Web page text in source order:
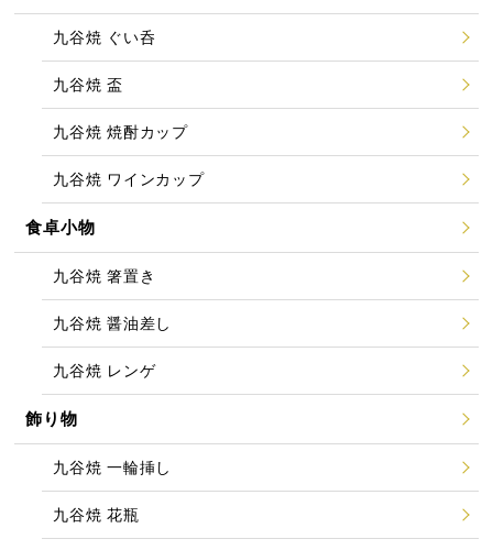
九谷焼 ぐい呑
九谷焼 盃
九谷焼 焼酎カップ
九谷焼 ワインカップ
食卓小物
九谷焼 箸置き
九谷焼 醤油差し
九谷焼 レンゲ
飾り物
九谷焼 一輪挿し
九谷焼 花瓶